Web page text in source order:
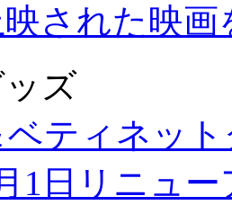
映された映画
ズ
ベティネッ
1日リニュ